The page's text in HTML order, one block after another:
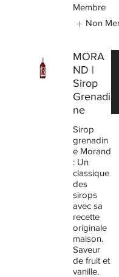
Membre
Non
MORA
ND |
Sirop
Grenadi
ne
Sirop
grenadin
e Morand
: Un
classique
des
sirops
avec sa
recette
originale
maison.
Saveur
de fruit et
vanille.